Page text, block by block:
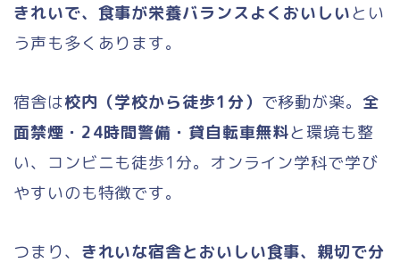
きれいで、食事が栄養バランスよくおいしいとい
う声も多くあります。
宿舎は校内（学校から徒歩1分） で移動が楽。 全
面禁煙・24時間警備・貸自転車無料と環境も整
い、コンビニも徒歩1分。オンライン学科で学び
やすいのも特徴です。
つまり、 きれいな宿舎とおいしい食事、親切で分